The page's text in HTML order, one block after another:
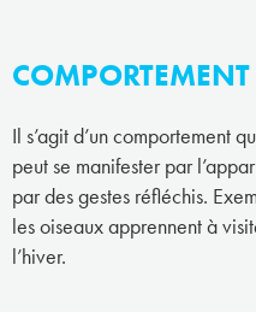
Il s’agit d’un comportement
peut se manifester par
par des gestes réfléchis.
les oiseaux apprennent à
l’hiver.